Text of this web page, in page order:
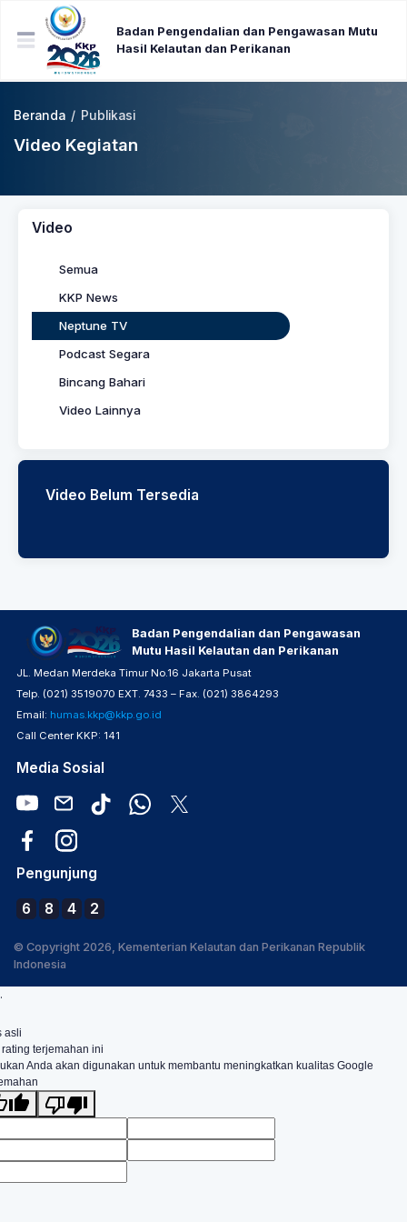
Badan Pengendalian dan Pengawasan Mutu
Hasil Kelautan dan Perikanan
Beranda / Publikasi
Video Kegiatan
Video
Semua
KKP News
Neptune TV
Podcast Segara
Bincang Bahari
Video Lainnya
Video Belum Tersedia
Badan Pengendalian dan Pengawasan
Mutu Hasil Kelautan dan Perikanan
JL. Medan Merdeka Timur No.16 Jakarta Pusat
Telp. (021) 3519070 EXT. 7433 – Fax. (021) 3864293
Email: humas.kkp@kkp.go.id
Call Center KKP: 141
Media Sosial
Pengunjung
6 8 4 2
© Copyright 2026, Kementerian Kelautan dan Perikanan Republik
Indonesia
.
asli
terjemahan ini
Anda akan digunakan untuk membantu meningkatkan kualitas Google